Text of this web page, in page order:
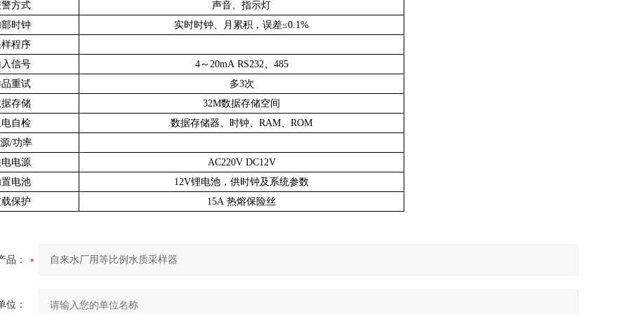
方式
声音、指示灯
时钟
实时时钟、月累积，误差≤0.1%
程序
信号
4～20mA RS232、485
重试
多3次
存储
32M数据存储空间
自检
数据存储器、时钟、RAM、ROM
/功率
电源
AC220V DC12V
电池
12V锂电池，供时钟及系统参数
保护
15A 热熔保险丝
品：
位：